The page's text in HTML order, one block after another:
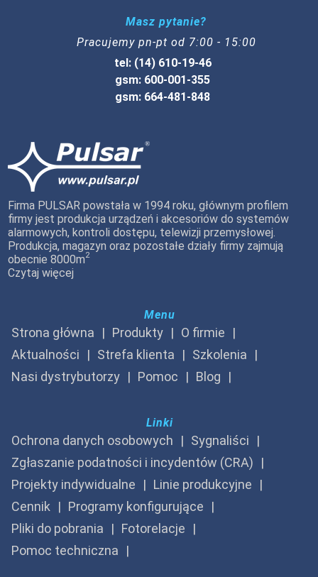
Masz pytanie?
Pracujemy pn-pt od 7:00 - 15:00
tel: (14) 610-19-46
gsm: 600-001-355
gsm: 664-481-848
Firma PULSAR powstała w 1994 roku, głównym profilem
firmy jest produkcja urządzeń i akcesoriów do systemów
alarmowych, kontroli dostępu, telewizji przemysłowej.
Produkcja, magazyn oraz pozostałe działy firmy zajmują
obecnie 8000m2
Czytaj więcej
Menu
Strona główna Produkty
O firmie
Aktualności
Strefa klienta
Szkolenia
Nasi dystrybutorzy
Pomoc Blog
Linki
Ochrona danych osobowych
Sygnaliści
Zgłaszanie podatności i incydentów (CRA)
Projekty indywidualne
Linie produkcyjne
Cennik
Programy konfigurujące
Pliki do pobrania
Fotorelacje
Pomoc techniczna